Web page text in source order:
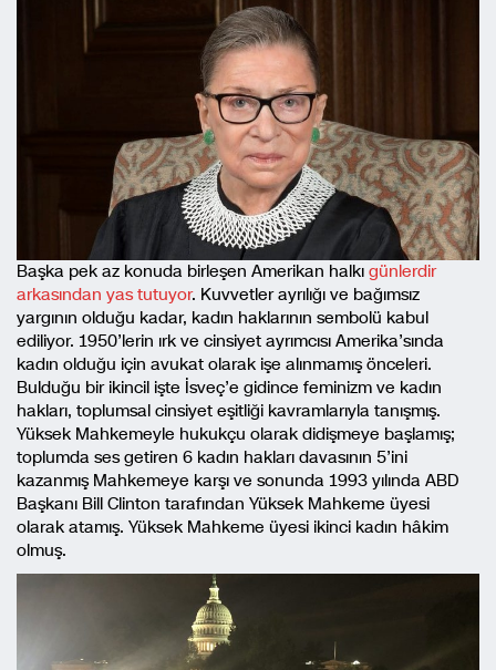
Başka pek az konuda birleşen Amerikan halkı günlerdir
arkasından yas tutuyor. Kuvvetler ayrılığı ve bağımsız
yargının olduğu kadar, kadın haklarının sembolü kabul
ediliyor. 1950’lerin ırk ve cinsiyet ayrımcısı Amerika’sında
kadın olduğu için avukat olarak işe alınmamış önceleri.
Bulduğu bir ikincil işte İsveç’e gidince feminizm ve kadın
hakları, toplumsal cinsiyet eşitliği kavramlarıyla tanışmış.
Yüksek Mahkemeyle hukukçu olarak didişmeye başlamış;
toplumda ses getiren 6 kadın hakları davasının 5’ini
kazanmış Mahkemeye karşı ve sonunda 1993 yılında ABD
Başkanı Bill Clinton tarafından Yüksek Mahkeme üyesi
olarak atamış. Yüksek Mahkeme üyesi ikinci kadın hâkim
olmuş.